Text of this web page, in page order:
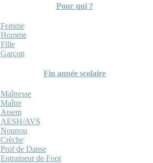
Pour qui ?
Femme
Homme
Fille
Garçon
Fin année scolaire
Maîtresse
Maître
Atsem
AESH/AVS
Nounou
Crèche
Prof de Danse
Entraineur de Foot